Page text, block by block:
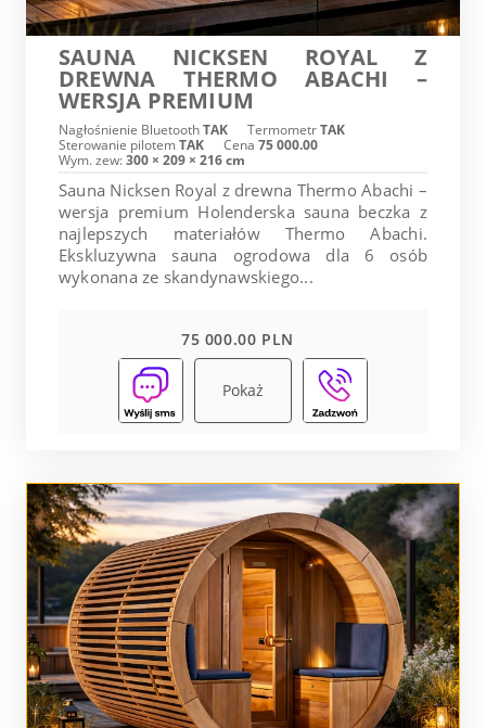
SAUNA NICKSEN ROYAL Z
DREWNA THERMO ABACHI –
WERSJA PREMIUM
Nagłośnienie BluetoothTAK TermometrTAK
Sterowanie pilotemTAK Cena 75 000.00
Wym. zew:300 × 209 × 216 cm
Sauna Nicksen Royal z drewna Thermo Abachi –
wersja premium Holenderska sauna beczka z
najlepszych materiałów Thermo Abachi.
Ekskluzywna sauna ogrodowa dla 6 osób
wykonana ze skandynawskiego...
75 000.00 PLN
Pokaż